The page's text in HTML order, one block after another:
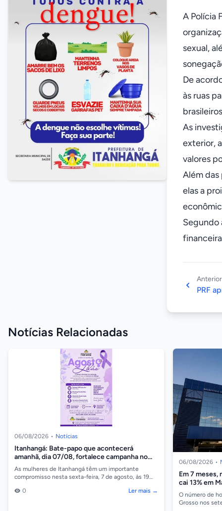
A Polícia
sexual,
De
às ruas
As
exterior,
valores
Além
elas a
Segundo
Anterior
PRF
Notícias Relacionadas
06/08/2026 • Notícias
Itanhangá: Bate-papo que acontecerá
amanhã, dia 07/08, fortalece campanha no
combate a violência contra a mulher
As mulheres de Itanhangá têm um importante
compromisso nesta sexta-feira, 7 de agosto, às 19
bate-p...
0 Ler mais →
06/08/2026 •
Em 7 meses,
cai 13% em
O número de
Grosso nos